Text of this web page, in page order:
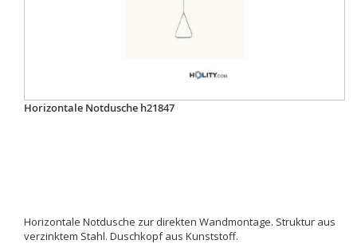
Horizontale Notdusche h21847
Horizontale Notdusche zur direkten Wandmontage. Struktur aus
verzinktem Stahl. Duschkopf aus Kunststoff.